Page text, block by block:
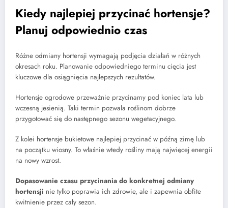
Kiedy najlepiej przycinać hortensje?
Planuj odpowiednio czas
Różne odmiany hortensji wymagają podjęcia działań w różnych
okresach roku. Planowanie odpowiedniego terminu cięcia jest
kluczowe dla osiągnięcia najlepszych rezultatów.
Hortensje ogrodowe przeważnie przycinamy pod koniec lata lub
wczesną jesienią. Taki termin pozwala roślinom dobrze
przygotować się do następnego sezonu wegetacyjnego.
Z kolei hortensje bukietowe najlepiej przycinać w późną zimę lub
na początku wiosny. To właśnie wtedy rośliny mają najwięcej energii
na nowy wzrost.
Dopasowanie czasu przycinania do konkretnej odmiany
hortensji nie tylko poprawia ich zdrowie, ale i zapewnia obfite
kwitnienie przez cały sezon.